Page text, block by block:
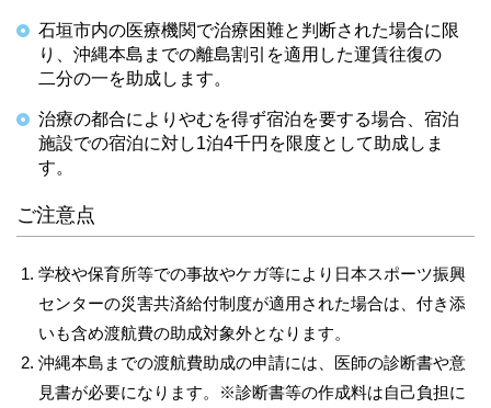
石垣市内の医療機関で治療困難と判断された場合に限
り、沖縄本島までの離島割引を適用した運賃往復の
二分の一を助成します。
治療の都合によりやむを得ず宿泊を要する場合、宿泊
施設での宿泊に対し1泊4千円を限度として助成しま
す。
ご注意点
学校や保育所等での事故やケガ等により日本スポーツ振興
センターの災害共済給付制度が適用された場合は、付き添
いも含め渡航費の助成対象外となります。
沖縄本島までの渡航費助成の申請には、医師の診断書や意
見書が必要になります。※診断書等の作成料は自己負担に